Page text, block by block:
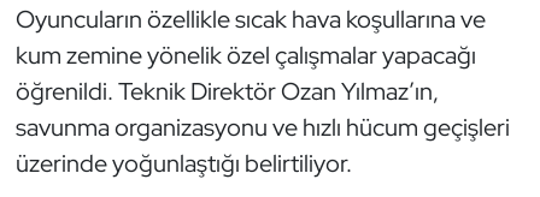
Oyuncuların özellikle sıcak hava koşullarına ve
kum zemine yönelik özel çalışmalar yapacağı
öğrenildi. Teknik Direktör Ozan Yılmaz’ın,
savunma organizasyonu ve hızlı hücum geçişleri
üzerinde yoğunlaştığı belirtiliyor.
Kick Boks
Kürek
Masa Tenisi